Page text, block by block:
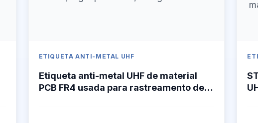
ETIQUETA ANTI-METAL UHF
Etiqueta anti-metal UHF de material
PCB FR4 usada para rastreamento de